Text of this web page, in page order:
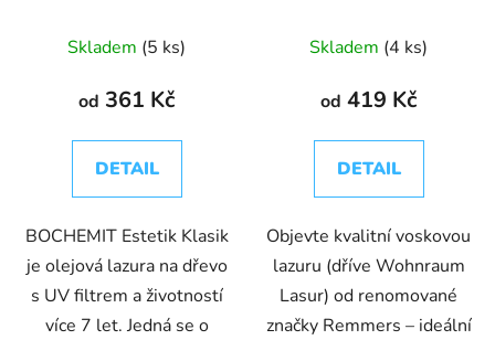
lazura
Skladem (5 ks)
od 361 Kč
DETAIL
BOCHEMIT Estetik Klasik
je olejová lazura na dřevo
s UV filtrem a životností
více 7 let. Jedná se o
Skladem (4 ks)
od 419 Kč
DETAIL
Objevte kvalitní voskovou
lazuru (dříve Wohnraum
Lasur) od renomované
značky Remmers – ideální